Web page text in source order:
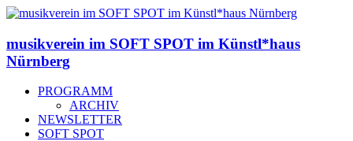
musikverein im SOFT SPOT im Künstl*haus
Nürnberg
PROGRAMM
ARCHIV
NEWSLETTER
SOFT SPOT